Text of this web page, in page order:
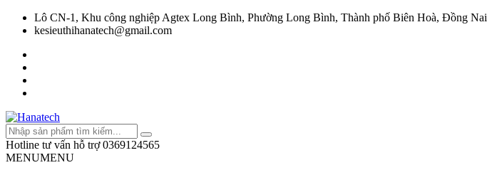
Lô CN-1, Khu công nghiệp Agtex Long Bình, Phường Long Bình, Thành phố Biên Hoà, Đồng Nai
kesieuthihanatech@gmail.com
Hotline tư vấn hỗ trợ 0369124565
MENUMENU